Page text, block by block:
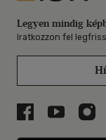
Legyen mindig
Iratkozzon fel
Libri aLibri a